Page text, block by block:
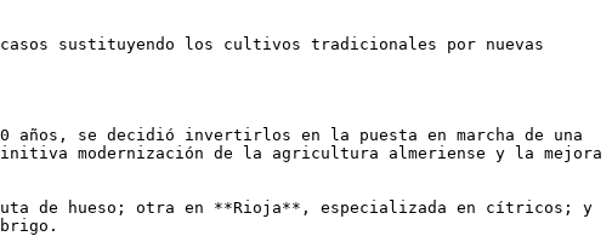
sustituyendo los cultivos tradicionales por nuevas
años, se decidió invertirlos en la puesta en marcha de una
modernización de la agricultura almeriense y la mejora
de hueso; otra en **Rioja**, especializada en cítricos; y